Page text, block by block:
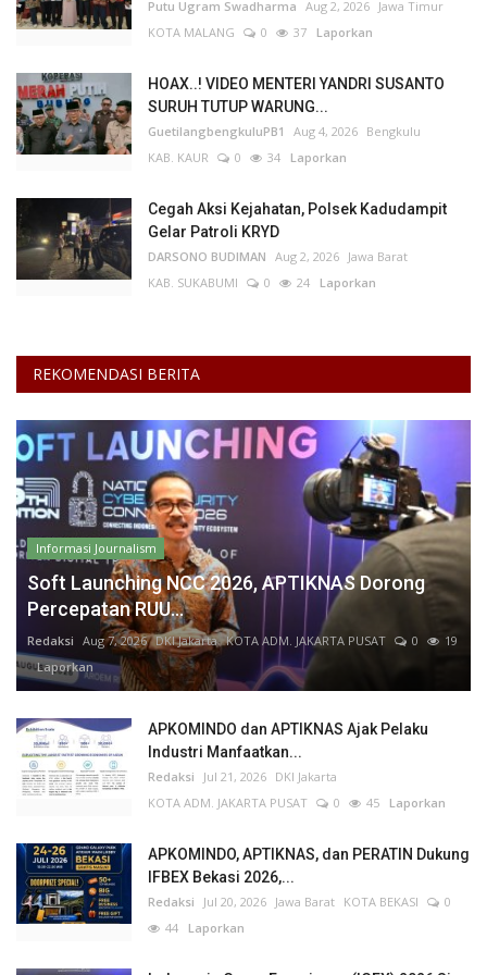
DARSONO BUDIMAN Aug 2, 2026 Jawa Barat
KAB. SUKABUMI
0 24 Laporkan
REKOMENDASI BERITA
Percepatan RUU...
Redaksi Aug 7, 2026 DKI Jakarta KOTA ADM. JAKARTA PUSAT 0
19
Laporkan
APKOMINDO dan APTIKNAS Ajak Pelaku
Industri Manfaatkan...
Redaksi Jul 21, 2026
DKI Jakarta
KOTA ADM. JAKARTA PUSAT
45Laporkan
APKOMINDO, APTIKNAS, dan PERATIN Dukung
IFBEX Bekasi 2026,...
Redaksi Jul 20, 2026 Jawa Barat
44
Laporkan
Indonesia Game Experience (IGEX) 2026 Siap
Digelar, Dorong...
Redaksi Jul 19, 2026 DKI Jakarta
KOTA ADM. JAKARTA PUSAT
0 126 Laporkan
Dosen UGM Layangkan Somasi Usai Diduga
Diintimidasi karena...
Redaksi One Jul 18, 2026
DKI Jakarta
KOTA ADM. JAKARTA SELATAN